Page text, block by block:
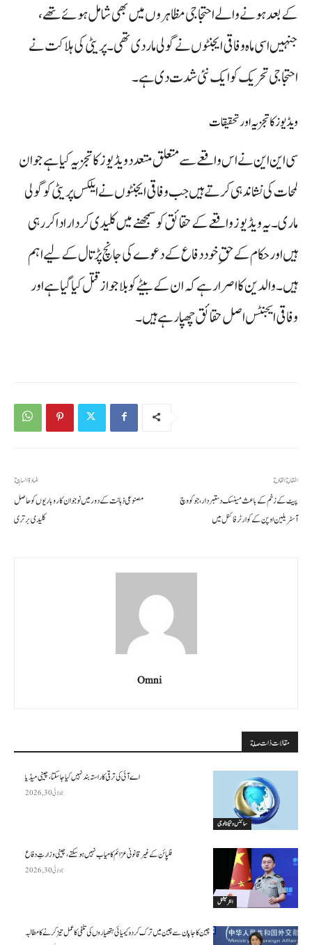
کے بعد ہونے والے احتجاجی مظاہروں میں بھی شامل ہوئے تھے،
جنہیں اسی ماہ وفاقی ایجنٹوں نے گولی مار دی تھی۔ پریٹی کی ہلاکت نے
احتجاجی تحریک کو ایک نئی شدت دی ہے۔
ویڈیوز کا تجزیہ اور تحقیقات
سی این این نے اس واقعے سے متعلق متعدد ویڈیوز کا تجزیہ کیا ہے جو ان
لمحات کی نشاندہی کرتے ہیں جب وفاقی ایجنٹوں نے ایلکس پریٹی کو گولی
ماری۔ یہ ویڈیوز واقعے کے حقائق کو سمجھنے میں کلیدی کردار ادا کر رہی
ہیں اور حکام کے حقِ خود دفاع کے دعوے کی جانچ پڑتال کے لیے اہم
ہیں۔ والدین کا اصرار ہے کہ ان کے بیٹے کو بلاجواز قتل کیا گیا ہے اور
وفاقی ایجنٹس اصل حقائق چھپا رہے ہیں۔
المادة السابقة
مصنوعی ذہانت کے دور میں نوجوان کاروباریوں کو حاصل
کلیدی برتری
المقالة القادمة
پیٹ کے زخم کے باعث مینسک دستبردار، جوکووچ
آسٹریلین اوپن کے کوارٹر فائنل میں
Omni
مقالات ذات صلة
سائنس وٹیکنالوجی
اے آئی کی ترقی کا راستہ بند نہیں کیا جا سکتا، چینی میڈیا
جولائی 30, 2026
انٹرنیشنل
فلپائن کے غیر قانونی عزائم کامیاب نہیں ہو سکتے ، چینی وزارتِ دفاع
جولائی 30, 2026
چین کا جاپان سے چین میں ترک کردہ کیمیائی ہتھیاروں کی تلفی کا عمل تیز کرنے کا مطالبہ